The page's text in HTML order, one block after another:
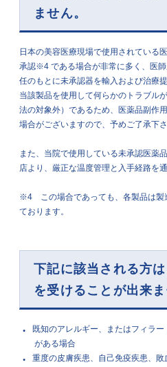
ません。
日本の美容医療現場で使用されている
承認※4 である場合が非常に多く、医
任のもとに未承認器を輸入および治療
当該製品を使用して何らかのトラブル
法の対象外）であるため、医薬品副作
場合がございますので、予めご了承下さ
また、当院で使用している未承認医薬
店より、厳正な温度管理と入手経路を
※4 この場合であっても、各製品は製
ております。
下記に該当される方
を受けることが出来ま
既知のアレルギー、またはフィラ
がある場合
重度の皮膚疾患、自己免疫疾患、